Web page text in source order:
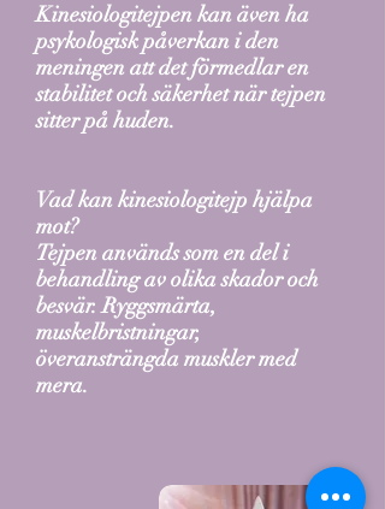
Kinesiologitejpen kan även ha
psykologisk påverkan i den
meningen att det förmedlar en
stabilitet och säkerhet när tejpen
sitter på huden.
Vad kan kinesiologitejp hjälpa
mot?
Tejpen används som en del i
behandling av olika skador och
besvär. Ryggsmärta,
muskelbristningar,
överansträngda muskler med
mera.